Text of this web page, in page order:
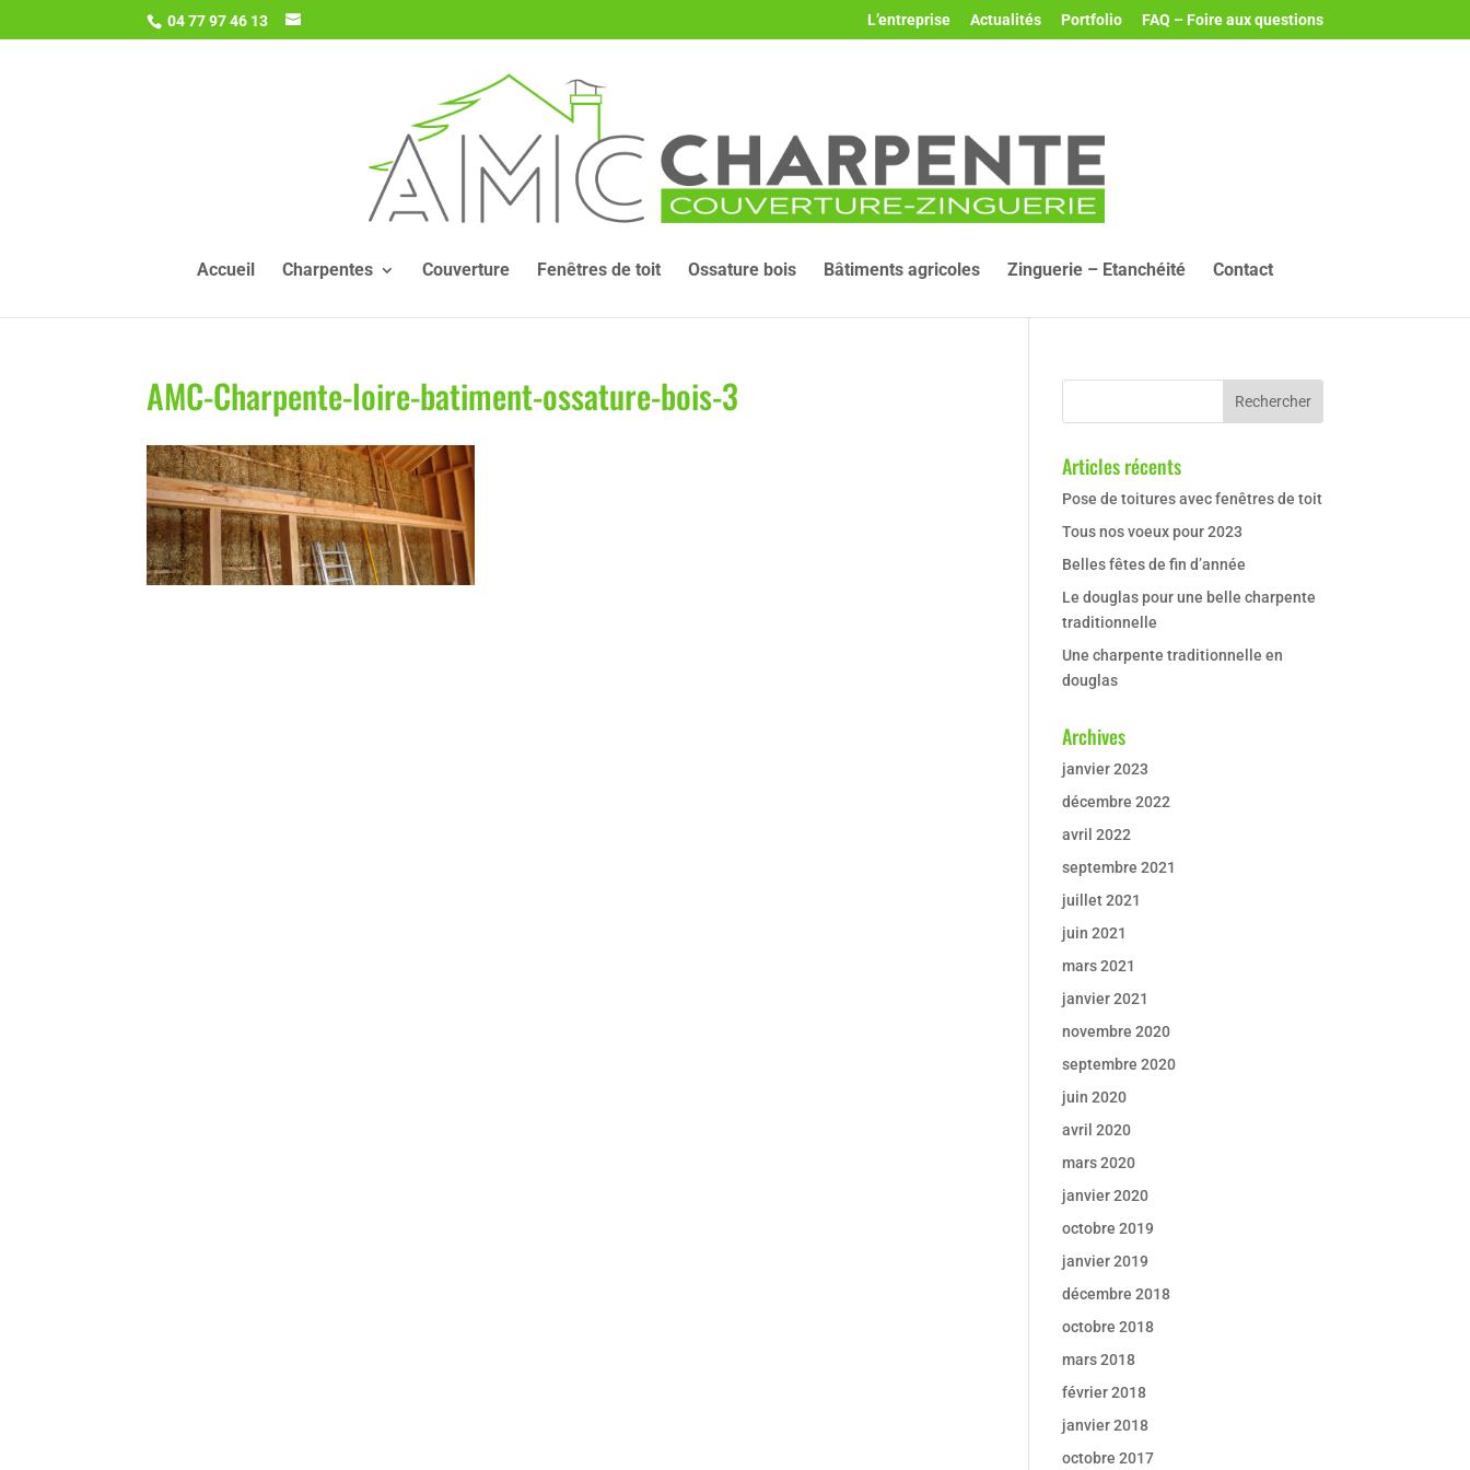
04 77 97 46 13 L’entreprise Actualités Portfolio FAQ – Foire aux questions
Accueil Charpentes Couverture Fenêtres de toit Ossature bois Bâtiments agricoles Zinguerie – Etanchéité Contact
AMC-Charpente-loire-batiment-ossature-bois-3
Articles récents
Pose de toitures avec fenêtres de toit
Tous nos voeux pour 2023
Belles fêtes de fin d’année
Le douglas pour une belle charpente
traditionnelle
Une charpente traditionnelle en
douglas
Archives
janvier 2023
décembre 2022
avril 2022
septembre 2021
juillet 2021
juin 2021
mars 2021
janvier 2021
novembre 2020
septembre 2020
juin 2020
avril 2020
mars 2020
janvier 2020
octobre 2019
janvier 2019
décembre 2018
octobre 2018
mars 2018
février 2018
janvier 2018
octobre 2017